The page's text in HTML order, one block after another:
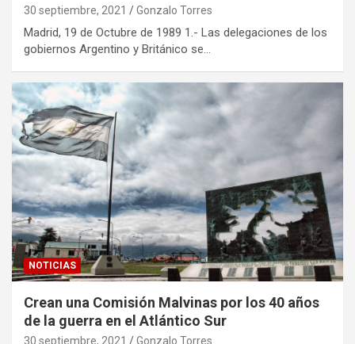
30 septiembre, 2021 Gonzalo Torres
Madrid, 19 de Octubre de 1989 1.- Las delegaciones de los
gobiernos Argentino y Británico se…
NOTICIAS
Crean una Comisión Malvinas por los 40 años
de la guerra en el Atlántico Sur
30 septiembre, 2021 Gonzalo Torres